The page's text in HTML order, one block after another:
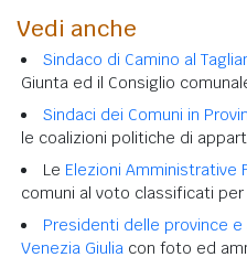
Vedi anche
Sindaco di Camino al
Giunta ed il Consiglio
Sindaci dei Comuni in
le coalizioni politiche di
Le Elezioni Amministrative
comuni al voto classificati per
Presidenti delle province
Venezia Giulia con foto ed